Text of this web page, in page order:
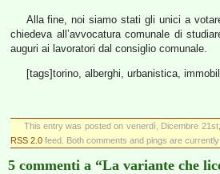
Alla fine, noi siamo stati gli unici a
chiedeva all’avvocatura comunale di
auguri ai lavoratori dal consiglio comunale.
[tags]torino, alberghi, urbanistica,
This entry was posted on venerdì, Dicembre
RSS 2.0 feed. Both comments and pings are currently
5 commenti a “La variante che